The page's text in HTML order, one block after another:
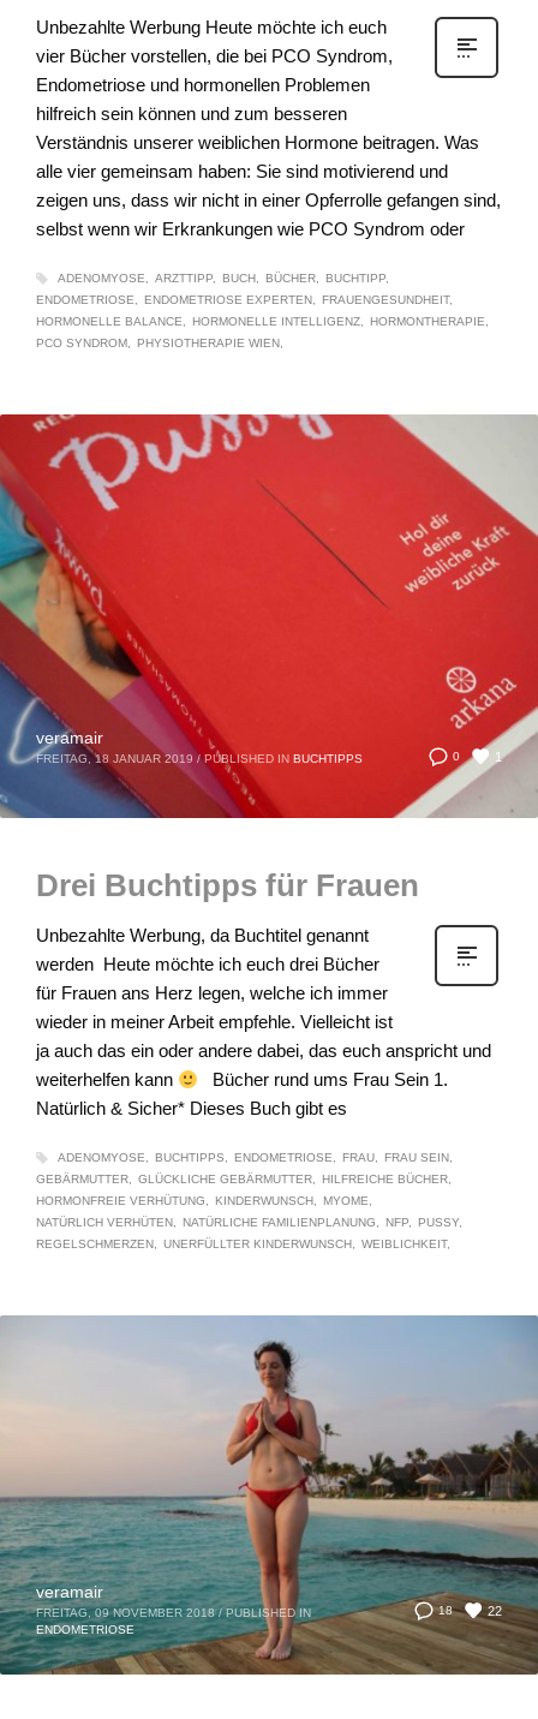
Unbezahlte Werbung Heute möchte ich euch
vier Bücher vorstellen, die bei PCO Syndrom,
Endometriose und hormonellen Problemen
hilfreich sein können und zum besseren
Verständnis unserer weiblichen Hormone beitragen. Was
alle vier gemeinsam haben: Sie sind motivierend und
zeigen uns, dass wir nicht in einer Opferrolle gefangen sind,
selbst wenn wir Erkrankungen wie PCO Syndrom oder
ADENOMYOSE ARZTTIPP BUCH BÜCHER
BUCHTIPP
ENDOMETRIOSE
ENDOMETRIOSE EXPERTEN
FRAUENGESUNDHEIT
HORMONELLE BALANCE
HORMONELLE INTELLIGENZ
HORMONTHERAPIE
PCO SYNDROM
PHYSIOTHERAPIE WIEN
0 1
veramair
FREITAG, 18 JANUAR 2019 / PUBLISHED IN BUCHTIPPS
Drei Buchtipps für Frauen
Unbezahlte Werbung, da Buchtitel genannt
werden Heute möchte ich euch drei Bücher
für Frauen ans Herz legen, welche ich immer
wieder in meiner Arbeit empfehle. Vielleicht ist
ja auch das ein oder andere dabei, das euch anspricht und
weiterhelfen kann
Bücher rund ums Frau Sein 1.
Natürlich & Sicher* Dieses Buch gibt es
ADENOMYOSE BUCHTIPPS ENDOMETRIOSE FRAU
FRAU SEIN
GEBÄRMUTTER
GLÜCKLICHE GEBÄRMUTTER
HILFREICHE BÜCHER
HORMONFREIE VERHÜTUNG
KINDERWUNSCH
MYOME
NATÜRLICH VERHÜTEN
NATÜRLICHE FAMILIENPLANUNG NFP
PUSSY
REGELSCHMERZEN
UNERFÜLLTER KINDERWUNSCH WEIBLICHKEIT
18 22
veramair
FREITAG, 09 NOVEMBER 2018 / PUBLISHED IN
ENDOMETRIOSE